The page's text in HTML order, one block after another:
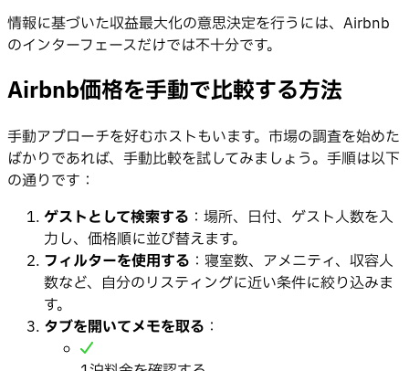
情報に基づいた収益最大化の意思決定を行うには、Airbnb
のインターフェースだけでは不十分です。
Airbnb価格を手動で比較する方法
手動アプローチを好むホストもいます。市場の調査を始めた
ばかりであれば、手動比較を試してみましょう。手順は以下
の通りです：
ゲストとして検索する ：場所、日付、ゲスト人数を入
力し、価格順に並び替えます。
フィルターを使用する ：寝室数、アメニティ、収容人
数など、自分のリスティングに近い条件に絞り込みま
す。
タブを開いてメモを取る ：